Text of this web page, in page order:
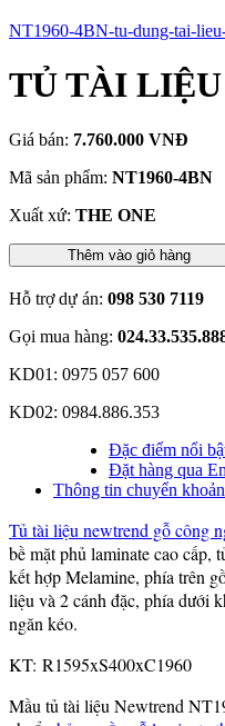
NT1960-4BN-tu-dung-tai-
TỦ TÀI LIỆU
Giá bán: 7.760.000 VNĐ
Mã sản phẩm: NT1960-4BN
Xuất xứ: THE ONE
Thêm vào giỏ hàng
Hỗ trợ dự án: 098 530 7119
Gọi mua hàng:
KD01: 0975 057 600
KD02: 0984.886.353
Đặc điểm nổi
Đặt hàng qua
Thông tin chuyển khoản
Tủ tài liệu newtrend gỗ công
bề mặt phủ laminate cao cấp,
kết hợp Melamine, phía trên
liệu và 2 cánh đặc, phía dưới
ngăn kéo.
KT: R1595xS400xC1960
Mầu tủ tài liệu Newtrend